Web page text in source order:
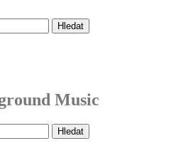
Music